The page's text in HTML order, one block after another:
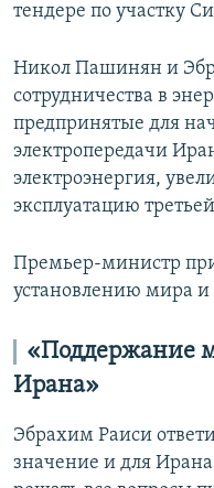
тендере по участку
Никол Пашинян и
сотрудничества в
предпринятые для
электропередачи
электроэнергия,
эксплуатацию
Премьер-министр
установлению мира и
«Поддержание
Ирана»
Эбрахим Раиси
значение и для